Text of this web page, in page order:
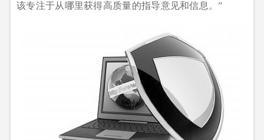
该专注于从哪里获得高质量的指导意见和信息。”